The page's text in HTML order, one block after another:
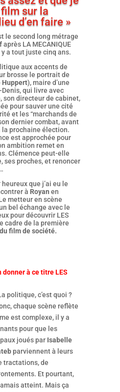
sur la
d’en faire »
le second long métrage
après LA MECANIQUE
y a tout juste cinq ans.
aux accents de
brosse le portrait de
Huppert), maire d’une
qui livre avec
son directeur de cabinet,
pour sauver une cité
et les “marchands de
dernier combat, avant
la prochaine élection.
est approchée pour
ambition remet en
Clémence peut-elle
ses proches, et renoncer
que j’ai eu le
à Royan en
metteur en scène
bel échange avec le
pour découvrir LES
cadre de la première
film de société.
à ce titre LES
politique, c’est quoi ?
chaque scène reflète
est complexe, il y a
pour que les
joués parIsabelle
parviennent à leurs
tractations, de
Et pourtant,
atteint. Mais ça